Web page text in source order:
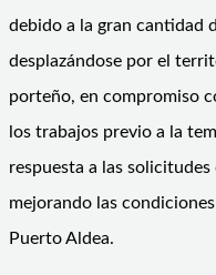
debido a la gran cantidad
desplazándose por el
porteño, en compromiso
los trabajos previo a la
respuesta a las
mejorando las
Puerto Aldea.